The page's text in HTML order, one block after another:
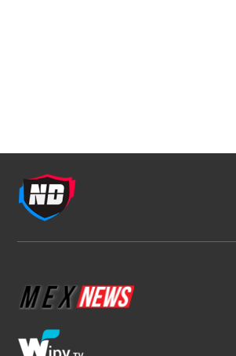
NFL
NFL México y Aeroméxico